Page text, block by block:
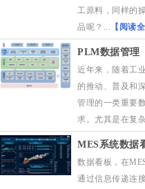
工原料，同样的
品呢？...
【阅读全
PLM数据管理
近年来，随着工
的推动、普及和
管理的一类重要
求。尤其是在复杂
MES系统数据
数据看板，在
通过信息传递连